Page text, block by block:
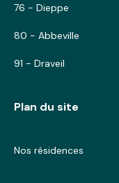
76 - Dieppe
80 - Abbeville
91 - Draveil
Plan du site
Nos résidences